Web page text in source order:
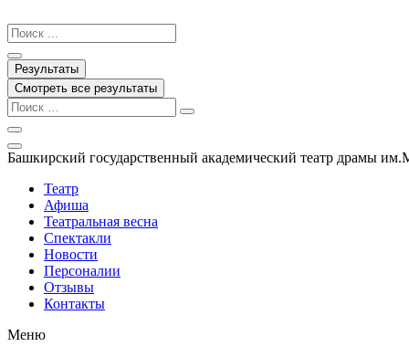
к
содержимому
Search
...
Результаты
Смотреть все результаты
Башкирский государственный академический театр драмы
Театр
Афиша
Театральная весна
Спектакли
Новости
Персоналии
Отзывы
Контакты
Меню